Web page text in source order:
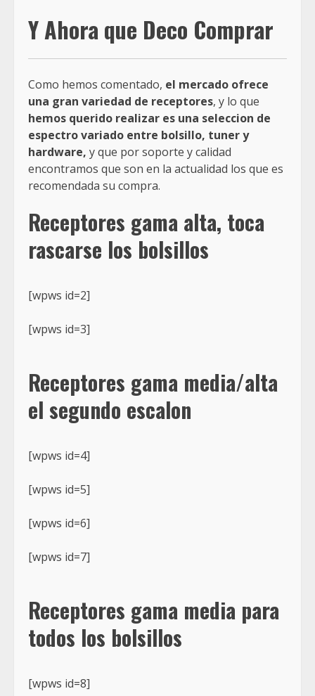
Y Ahora que Deco Comprar
Como hemos comentado, el mercado ofrece
una gran variedad de receptores, y lo que
hemos querido realizar es una seleccion de
espectro variado entre bolsillo, tuner y
hardware, y que por soporte y calidad
encontramos que son en la actualidad los que es
recomendada su compra.
Receptores gama alta, toca
rascarse los bolsillos
[wpws id=2]
[wpws id=3]
Receptores gama media/alta
el segundo escalon
[wpws id=4]
[wpws id=5]
[wpws id=6]
[wpws id=7]
Receptores gama media para
todos los bolsillos
[wpws id=8]